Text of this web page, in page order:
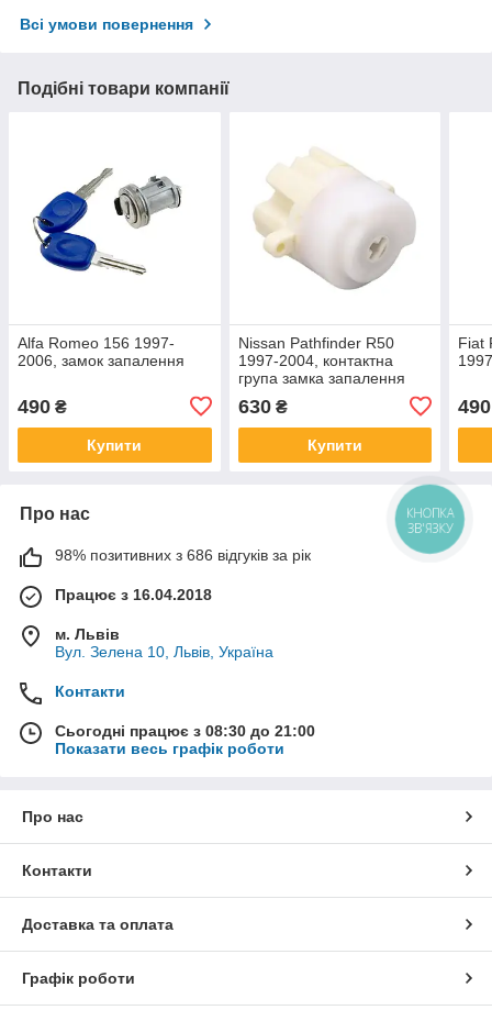
Всі умови повернення
Подібні товари компанії
Alfa Romeo 156 1997-
2006, замок запалення
490 ₴
Купити
Nissan Pathfinder R50
1997-2004, контактна
група замка запалення
630₴
Купити
Fiat
490
Про нас
98% позитивних з 686 відгуків за рік
Працює з 16.04.2018
м. Львів
Вул. Зелена 10, Львів, Україна
Контакти
Сьогодні працює з 08:30 до 21:00
Показати весь графік роботи
Про нас
Контакти
Доставка та оплата
Графік роботи
КНОПКА
ЗВ'ЯЗКУ